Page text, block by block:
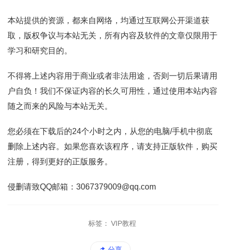
本站提供的资源，都来自网络，均通过互联网公开渠道获
取，版权争议与本站无关，所有内容及软件的文章仅限用于
学习和研究目的。
不得将上述内容用于商业或者非法用途，否则一切后果请用
户自负！我们不保证内容的长久可用性，通过使用本站内容
随之而来的风险与本站无关。
您必须在下载后的24个小时之内，从您的电脑/手机中彻底
删除上述内容。如果您喜欢该程序，请支持正版软件，购买
注册，得到更好的正版服务。
侵删请致QQ邮箱：3067379009@qq.com
标签： VIP教程